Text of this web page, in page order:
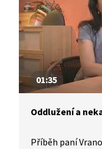
01:35
Oddlužení a
Příběh paní